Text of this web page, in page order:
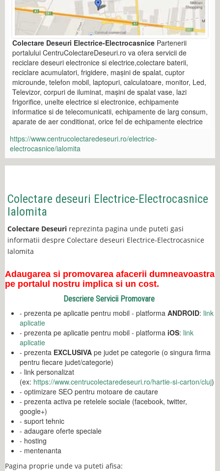
Colectare Deseuri Electrice-Electrocasnice Partenerii
portalului CentruColectareDeseuri.ro va ofera servicii de
reciclare deseuri electronice si electrice,colectare baterii,
reciclare acumulatori, frigidere, mașini de spalat, cuptor
microunde, telefon mobil, laptopuri, calculatoare, monitor, Led,
Televizor, corpuri de iluminat, mașini de spalat vase, lazi
frigorifice, unelte electrice si electronice, echipamente
informatice si de telecomunicatii, echipamente de larg consum,
aparate de aer conditionat, orice fel de echipamente electrice
https://www.centrucolectaredeseuri.ro/electrice-
electrocasnice/ialomita
Colectare deseuri Electrice-Electrocasnice
Ialomita
Colectare Deseuri reprezinta pagina unde puteti gasi
informatii despre Colectare deseuri Electrice-Electrocasnice
Ialomita
Adaugarea si promovarea afacerii dumneavoastra
pe portalul nostru implica si un cost.
Descriere Servicii Promovare
- prezenta pe aplicatie pentru mobil - platforma ANDROID: link
aplicatie
- prezenta pe aplicatie pentru mobil - platforma iOS: link
aplicatie
- prezenta EXCLUSIVA pe judet pe categorie (o singura firma
pentru fiecare judet/categorie)
- link personalizat
(ex: https://www.centrucolectaredeseuri.ro/hartie-si-carton/cluj)
- optimizare SEO pentru motoare de cautare
- prezenta activa pe retelele sociale (facebook, twitter,
google+)
- suport tehnic
- adaugare oferte speciale
- hosting
- mentenanta
Pagina proprie unde va puteti afisa: